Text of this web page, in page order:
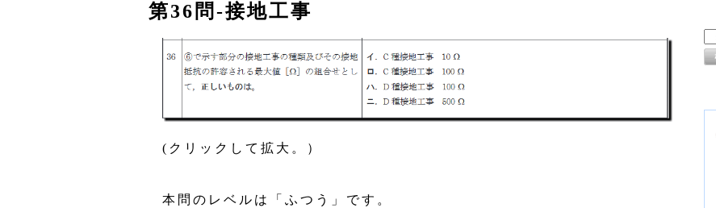
第36問‐接地工事
(クリックして拡大。）
本問のレベルは「ふつう」です。